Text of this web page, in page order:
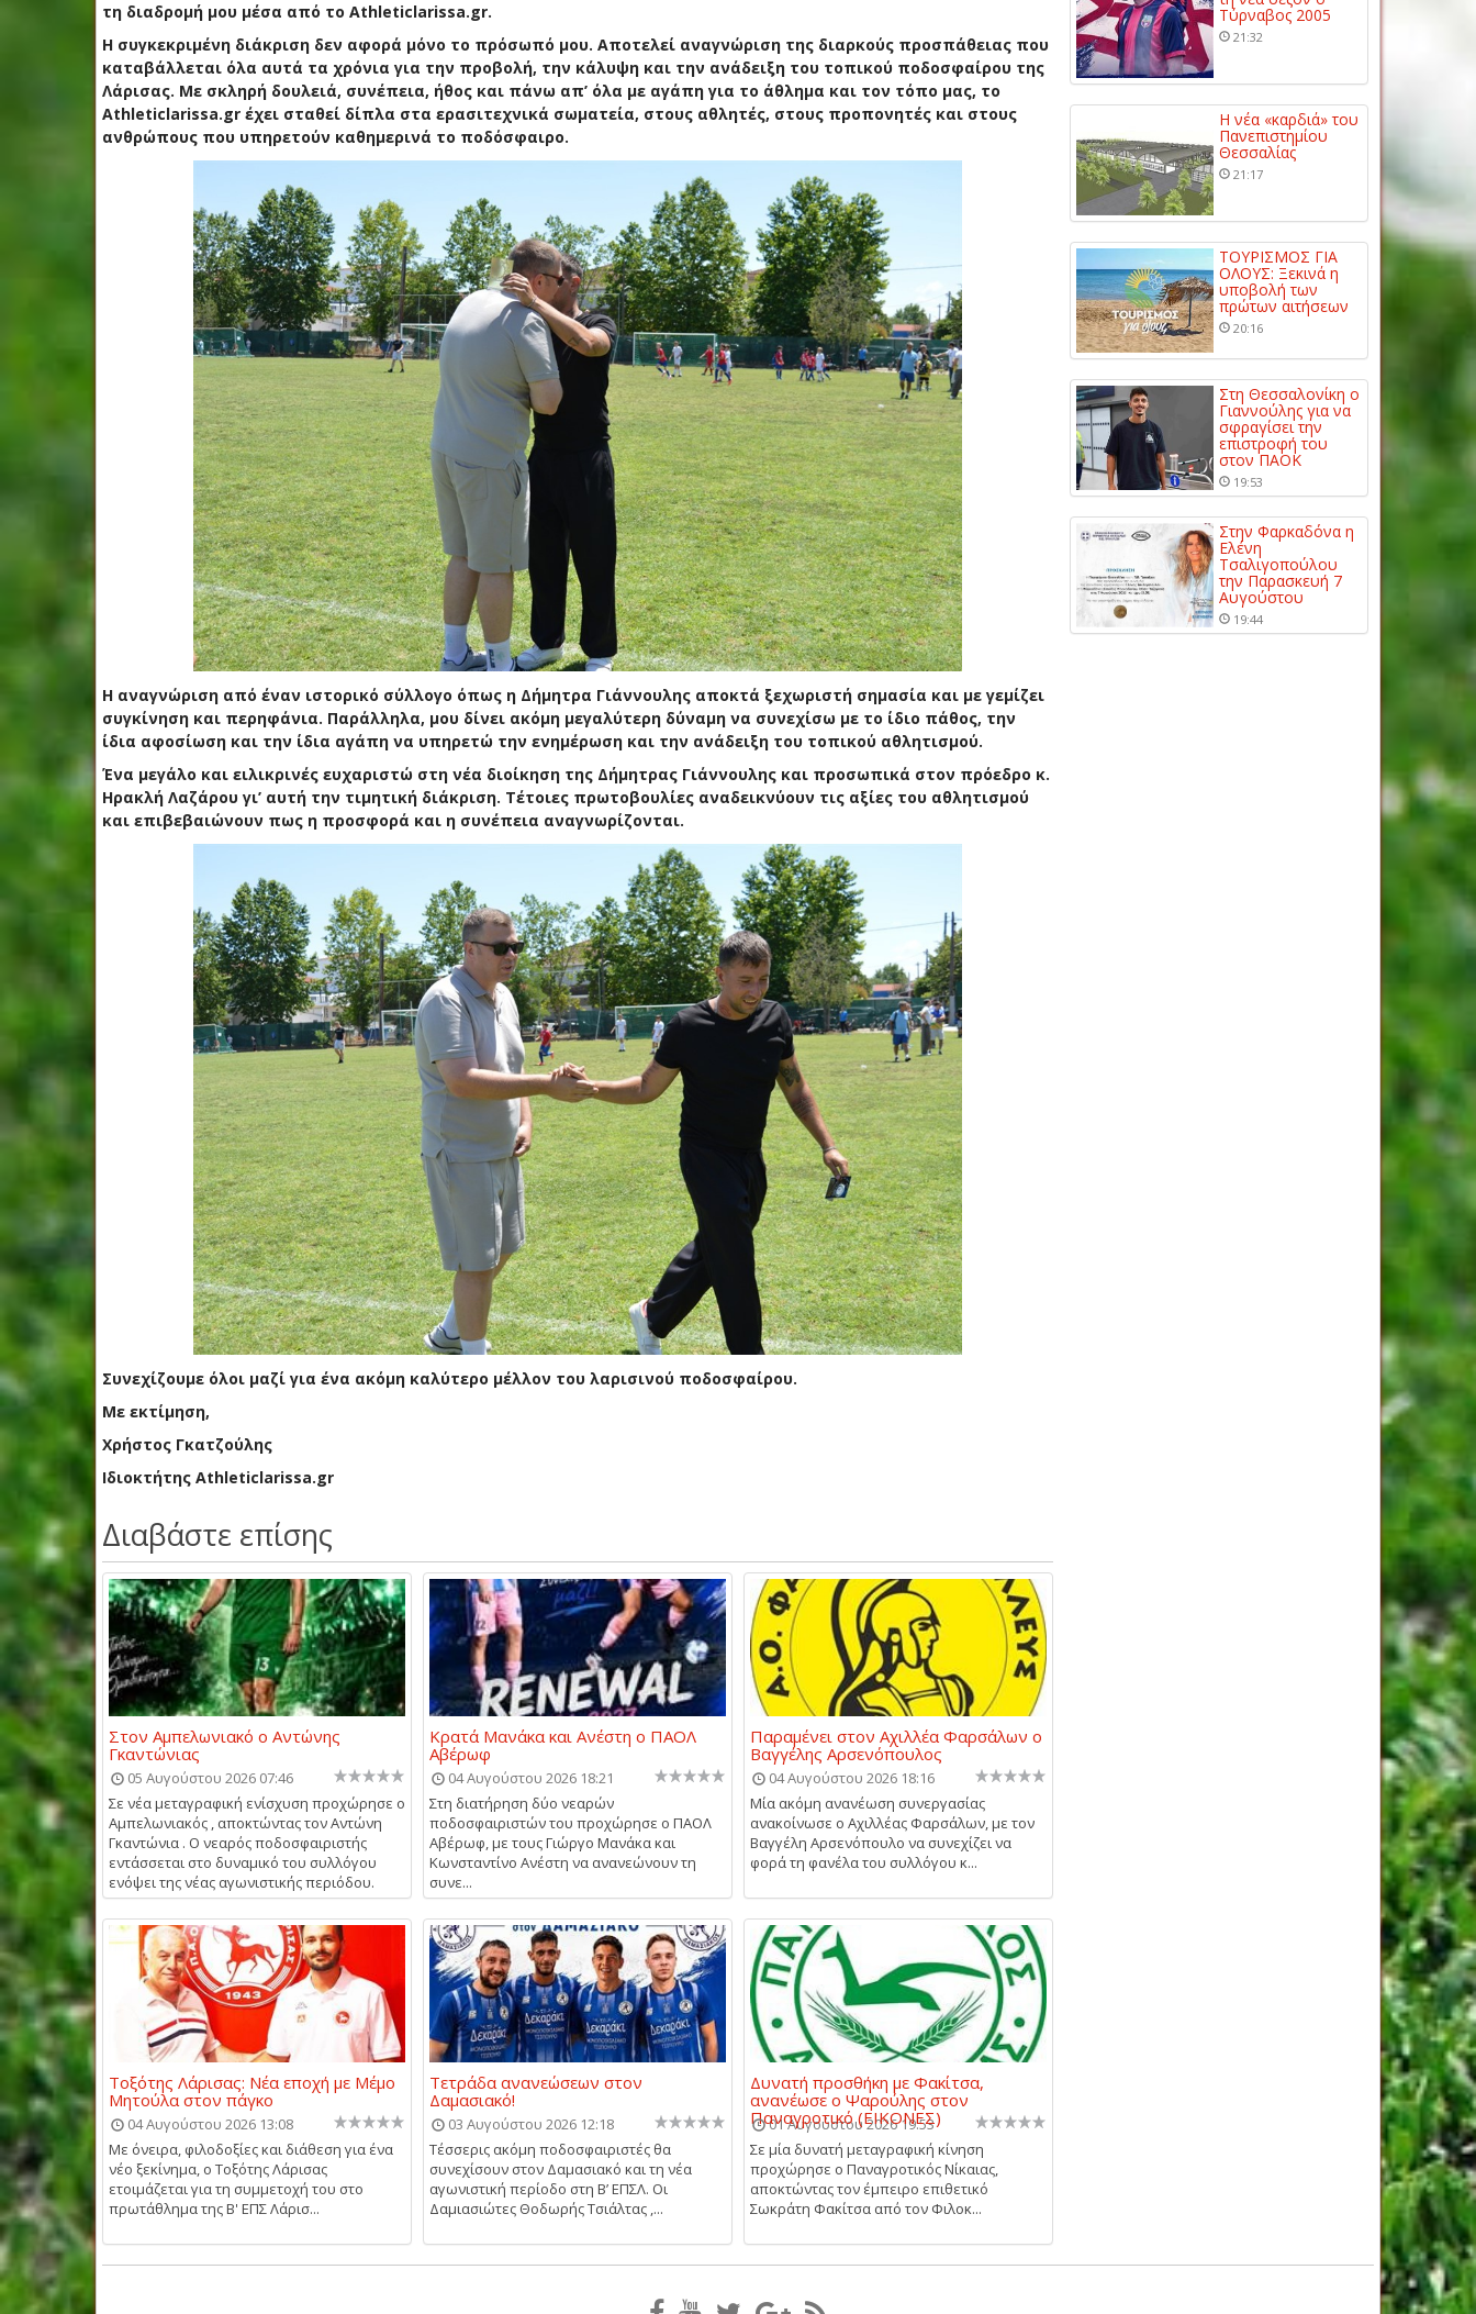
τη διαδρομή μου μέσα από το Athleticlarissa.gr.
Η συγκεκριμένη διάκριση δεν αφορά μόνο το πρόσωπό μου. Αποτελεί αναγνώριση της διαρκούς προσπάθειας που
καταβάλλεται όλα αυτά τα χρόνια για την προβολή, την κάλυψη και την ανάδειξη του τοπικού ποδοσφαίρου της
Λάρισας. Με σκληρή δουλειά, συνέπεια, ήθος και πάνω απ’ όλα με αγάπη για το άθλημα και τον τόπο μας, το
Athleticlarissa.gr έχει σταθεί δίπλα στα ερασιτεχνικά σωματεία, στους αθλητές, στους προπονητές και στους
ανθρώπους που υπηρετούν καθημερινά το ποδόσφαιρο.
Η αναγνώριση από έναν ιστορικό σύλλογο όπως η Δήμητρα Γιάννουλης αποκτά ξεχωριστή σημασία και με γεμίζει
συγκίνηση και περηφάνια. Παράλληλα, μου δίνει ακόμη μεγαλύτερη δύναμη να συνεχίσω με το ίδιο πάθος, την
ίδια αφοσίωση και την ίδια αγάπη να υπηρετώ την ενημέρωση και την ανάδειξη του τοπικού αθλητισμού.
Ένα μεγάλο και ειλικρινές ευχαριστώ στη νέα διοίκηση της Δήμητρας Γιάννουλης και προσωπικά στον πρόεδρο κ.
Ηρακλή Λαζάρου γι’ αυτή την τιμητική διάκριση. Τέτοιες πρωτοβουλίες αναδεικνύουν τις αξίες του αθλητισμού
και επιβεβαιώνουν πως η προσφορά και η συνέπεια αναγνωρίζονται.
Συνεχίζουμε όλοι μαζί για ένα ακόμη καλύτερο μέλλον του λαρισινού ποδοσφαίρου.
Με εκτίμηση,
Χρήστος Γκατζούλης
Ιδιοκτήτης Athleticlarissa.gr
Διαβάστε επίσης
Στον Αμπελωνιακό ο Αντώνης
Γκαντώνιας
05 Αυγούστου 2026 07:46
Σε νέα μεταγραφική ενίσχυση προχώρησε ο
Αμπελωνιακός , αποκτώντας τον Αντώνη
Γκαντώνια . Ο νεαρός ποδοσφαιριστής
εντάσσεται στο δυναμικό του συλλόγου
ενόψει της νέας αγωνιστικής περιόδου.
Κρατά Μανάκα και Ανέστη ο ΠΑΟΛ
Αβέρωφ
04 Αυγούστου 2026 18:21
Στη διατήρηση δύο νεαρών
ποδοσφαιριστών του προχώρησε ο ΠΑΟΛ
Αβέρωφ, με τους Γιώργο Μανάκα και
Κωνσταντίνο Ανέστη να ανανεώνουν τη
συνε...
Παραμένει στον Αχιλλέα Φαρσάλων ο
Βαγγέλης Αρσενόπουλος
04 Αυγούστου 2026 18:16
Μία ακόμη ανανέωση συνεργασίας
ανακοίνωσε ο Αχιλλέας Φαρσάλων, με τον
Βαγγέλη Αρσενόπουλο να συνεχίζει να
φορά τη φανέλα του συλλόγου κ...
Τοξότης Λάρισας: Νέα εποχή με Μέμο
Μητούλα στον πάγκο
04 Αυγούστου 2026 13:08
Με όνειρα, φιλοδοξίες και διάθεση για ένα
νέο ξεκίνημα, ο Τοξότης Λάρισας
ετοιμάζεται για τη συμμετοχή του στο
πρωτάθλημα της Β' ΕΠΣ Λάρισ...
Τετράδα ανανεώσεων στον
Δαμασιακό!
03 Αυγούστου 2026 12:18
Τέσσερις ακόμη ποδοσφαιριστές θα
συνεχίσουν στον Δαμασιακό και τη νέα
αγωνιστική περίοδο στη Β’ ΕΠΣΛ. Οι
Δαμιασιώτες Θοδωρής Τσιάλτας ,...
Δυνατή προσθήκη με Φακίτσα,
ανανέωσε ο Ψαρούλης στον
Παναγροτικό (ΕΙΚΟΝΕΣ)
01 Αυγούστου 2026 19:53
Σε μία δυνατή μεταγραφική κίνηση
προχώρησε ο Παναγροτικός Νίκαιας,
αποκτώντας τον έμπειρο επιθετικό
Σωκράτη Φακίτσα από τον Φιλοκ...
Τύρναβος 2005
21:32
Η νέα «καρδιά» του
Πανεπιστημίου
Θεσσαλίας
21:17
ΤΟΥΡΙΣΜΟΣ ΓΙΑ
ΟΛΟΥΣ: Ξεκινά η
υποβολή των
πρώτων αιτήσεων
20:16
Στη Θεσσαλονίκη ο
Γιαννούλης για να
σφραγίσει την
επιστροφή του
στον ΠΑΟΚ
19:53
Στην Φαρκαδόνα η
Ελένη
Τσαλιγοπούλου
την Παρασκευή 7
Αυγούστου
19:44